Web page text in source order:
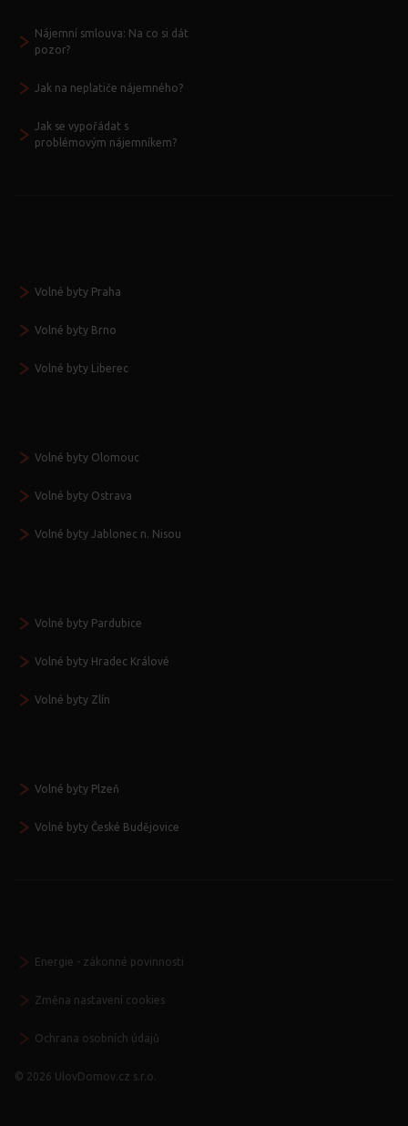
Nájemní smlouva: Na co si dát
pozor?
Jak na neplatiče nájemného?
Jak se vypořádat s
problémovým nájemníkem?
Volné byty Praha
Volné byty Brno
Volné byty Liberec
Volné byty Olomouc
Volné byty Ostrava
Volné byty Jablonec n. Nisou
Volné byty Pardubice
Volné byty Hradec Králové
Volné byty Zlín
Volné byty Plzeň
Volné byty České Budějovice
Energie - zákonné povinnosti
Změna nastavení cookies
Ochrana osobních údajů
© 2026 UlovDomov.cz s.r.o.